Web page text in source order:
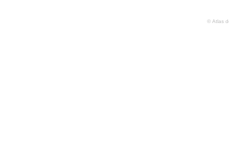
© Atlas